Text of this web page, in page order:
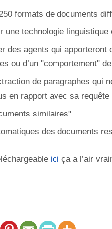
formats de documents
une technologie
des agents qui apporteront
ou d’un "comportement"
de paragraphes qui
en rapport avec sa requête
similaires"
des documents
ici ça a l’air